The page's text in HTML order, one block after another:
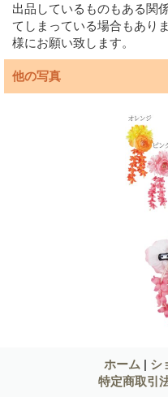
出品しているものもある関
てしまっている場合もあり
様にお願い致します。
他の写真
ホーム | シ
特定商取引